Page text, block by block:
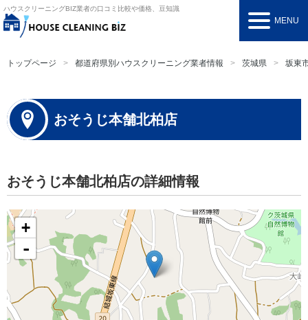
ハウスクリーニングBIZ業者の口コミ比較や価格、豆知識
MENU
トップページ 都道府県別ハウスクリーニング業者情報 茨城県 坂東
おそうじ本舗北柏店
おそうじ本舗北柏店の詳細情報
+
-